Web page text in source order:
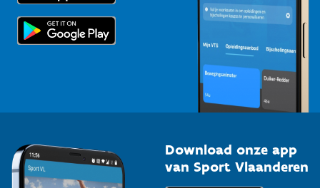
Topsporters
Download onze app
van Sport Vlaanderen